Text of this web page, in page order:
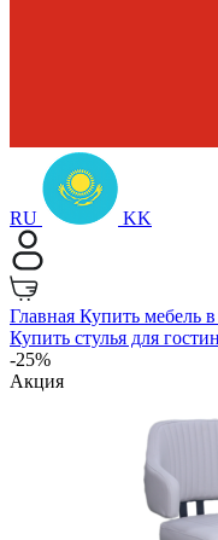
RU KK
Главная Купить мебель
Купить стулья для
-25%
Акция